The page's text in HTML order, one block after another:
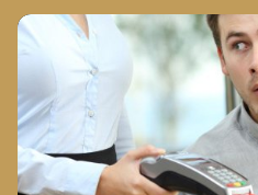
imajo ključno vlogo pri
ste vedeli, da obstaja več